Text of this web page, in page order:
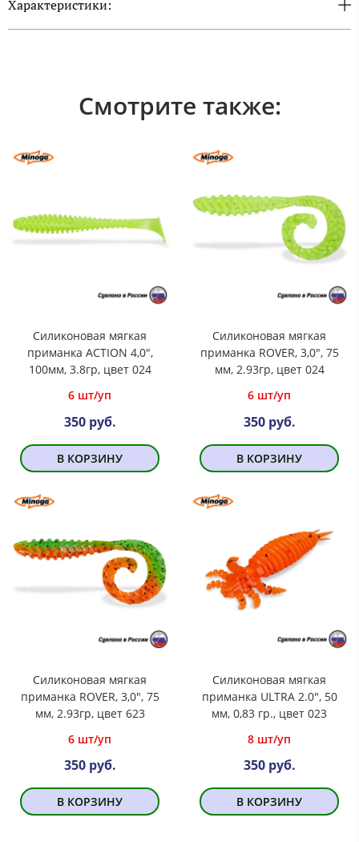
Характеристики:
Смотрите также:
Силиконовая мягкая
приманка ACTION 4,0",
100мм, 3.8гр, цвет 024
6 шт/уп
350 руб.
В КОРЗИНУ
Силиконовая мягкая
приманка ROVER, 3,0", 75
мм, 2.93гр, цвет 024
6 шт/уп
350 руб.
В КОРЗИНУ
Силиконовая мягкая
приманка ROVER, 3,0", 75
мм, 2.93гр, цвет 623
6 шт/уп
350 руб.
В КОРЗИНУ
Силиконовая мягкая
приманка ULTRA 2.0", 50
мм, 0,83 гр., цвет 023
8 шт/уп
350 руб.
В КОРЗИНУ